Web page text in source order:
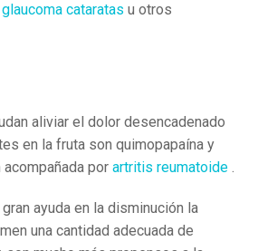
glaucoma cataratas u otros
aliviar el dolor desencadenado
en la fruta son quimopapaína y
por artritis reumatoide .
ayuda en la disminución la
una cantidad adecuada de